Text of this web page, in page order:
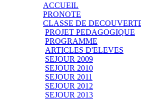
ACCUEIL
PRONOTE
CLASSE DE
PROJET PEDAGOGIQUE
PROGRAMME
ARTICLES D'ELEVES
SEJOUR 2009
SEJOUR 2010
SEJOUR 2011
SEJOUR 2012
SEJOUR 2013